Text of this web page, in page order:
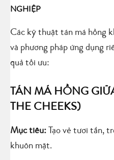
NGHIỆP
Các kỹ thuật tán má hồng
và phương pháp ứng dụng
quả tối ưu:
TÁN MÁ HỒNG
THE CHEEKS)
Mục tiêu: Tạo vẻ tươi tắn,
khuôn mặt.